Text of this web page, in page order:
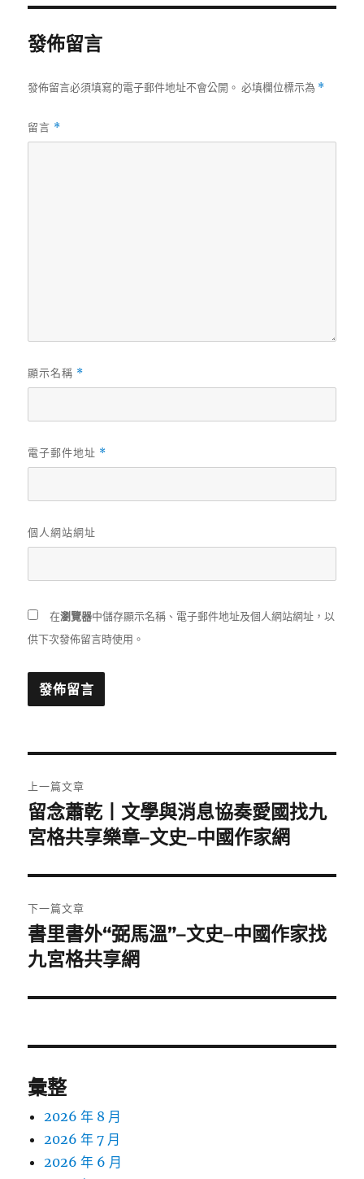
發佈留言
發佈留言必須填寫的電子郵件地址不會公開。 必填欄位標示為 *
留言 *
顯示名稱 *
電子郵件地址 *
個人網站網址
在瀏覽器中儲存顯示名稱、電子郵件地址及個人網站網址，以
供下次發佈留言時使用。
章
導
覽
上一篇文章
上
一
文
章:
留念蕭乾丨文學與消息協奏愛國找九
宮格共享樂章–文史–中國作家網
下一篇文章
下
一
文
書里書外“弼馬溫”–文史–中國作家找
九宮格共享網
彙整
2026 年 8 月
2026 年 7 月
2026 年 6 月